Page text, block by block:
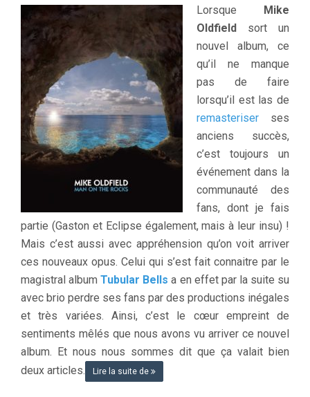
Lorsque Mike
Oldfield sort un
nouvel album, ce
qu’il ne manque
pas de faire
lorsqu’il est las de
remasteriser ses
anciens succès,
c’est toujours un
événement dans la
communauté des
fans, dont je fais
partie (Gaston et Eclipse également, mais à leur insu) !
Mais c’est aussi avec appréhension qu’on voit arriver
ces nouveaux opus. Celui qui s’est fait connaitre par le
magistral albumTubular Bells a en effet par la suite su
avec brio perdre ses fans par des productions inégales
et très variées. Ainsi, c’est le cœur empreint de
sentiments mêlés que nous avons vu arriver ce nouvel
album. Et nous nous sommes dit que ça valait bien
deux articles.
Lire la suite de